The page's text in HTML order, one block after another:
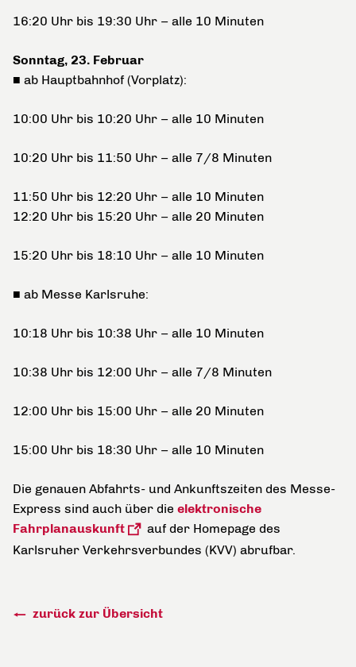
16:20 Uhr bis 19:30 Uhr – alle 10 Minuten
Sonntag, 23. Februar
■ ab Hauptbahnhof (Vorplatz):
10:00 Uhr bis 10:20 Uhr – alle 10 Minuten
10:20 Uhr bis 11:50 Uhr – alle 7/8 Minuten
11:50 Uhr bis 12:20 Uhr – alle 10 Minuten
12:20 Uhr bis 15:20 Uhr – alle 20 Minuten
15:20 Uhr bis 18:10 Uhr – alle 10 Minuten
■ ab Messe Karlsruhe:
10:18 Uhr bis 10:38 Uhr – alle 10 Minuten
10:38 Uhr bis 12:00 Uhr – alle 7/8 Minuten
12:00 Uhr bis 15:00 Uhr – alle 20 Minuten
15:00 Uhr bis 18:30 Uhr – alle 10 Minuten
Die genauen Abfahrts- und Ankunftszeiten des Messe-
Express sind auch über die elektronische
Fahrplanauskunft
auf der Homepage des
Karlsruher Verkehrsverbundes (KVV) abrufbar.
zurück zur Übersicht